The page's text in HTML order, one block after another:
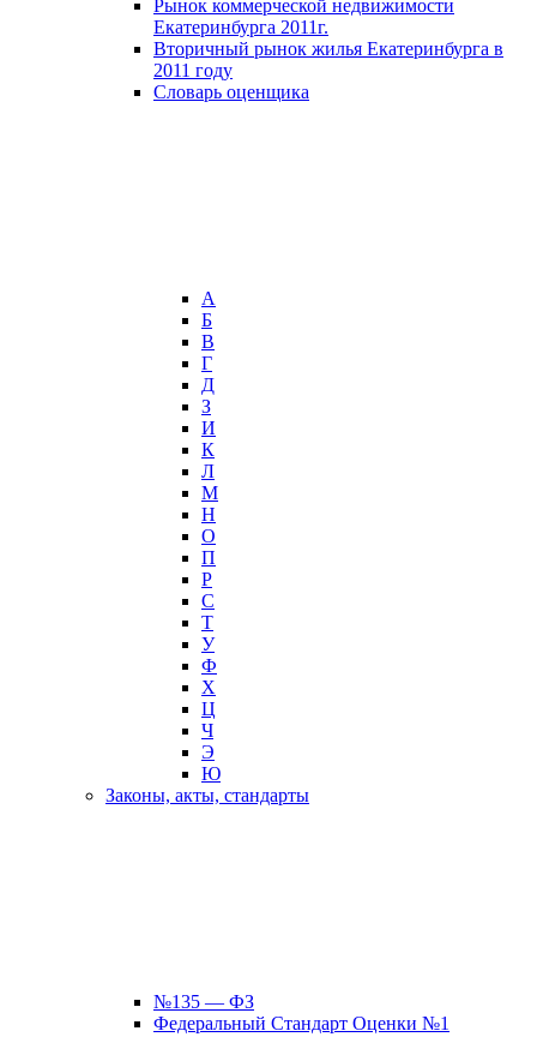
Рынок коммерческой недвижимости
Екатеринбурга 2011г.
Вторичный рынок жилья Екатеринбурга в
2011 году
Словарь оценщика
А
Б
В
Г
Д
З
И
К
Л
М
Н
О
П
Р
С
Т
У
Ф
Х
Ц
Ч
Э
Ю
Законы, акты, стандарты
№135 — ФЗ
Федеральный Стандарт Оценки №1